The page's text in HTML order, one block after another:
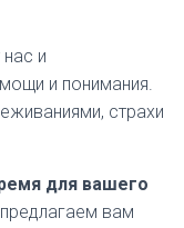
и
и понимания.
страхи
для вашего
вам